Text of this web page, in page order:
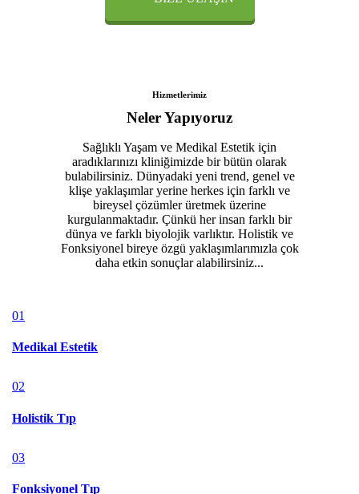
Hizmetlerimiz
Neler Yapıyoruz
Sağlıklı Yaşam ve Medikal Estetik için
aradıklarınızı kliniğimizde bir bütün olarak
bulabilirsiniz. Dünyadaki yeni trend, genel ve
klişe yaklaşımlar yerine herkes için farklı ve
bireysel çözümler üretmek üzerine
kurgulanmaktadır. Çünkü her insan farklı bir
dünya ve farklı biyolojik varlıktır. Holistik ve
Fonksiyonel bireye özgü yaklaşımlarımızla çok
daha etkin sonuçlar alabilirsiniz...
01
Medikal Estetik
02
Holistik Tıp
03
Fonksiyonel Tıp